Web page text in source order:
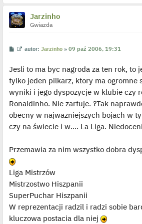
Jarzinho
Gwiazda
P
t
W
w
e
l
o
j
e
d
z
o
t
autor:Jarzinho »09 paź 2006, 19:31
Jesli to ma byc nagroda za ten rok, to
tylko jeden pilkarz, ktory ma ogromne
wyniki i jego dyspozycje w klubie czy
Ronaldinho. Nie zartuje. ?Tak
obecny w najwazniejszych bojach w
czy na świecie i w.... La Liga.
Przemawia za nim wszystko dobra
Liga Mistrzów
Mistrzostwo Hiszpanii
SuperPuchar Hiszpanii
W reprezentacji radzil i radzi sobie
kluczowa postacia dla niej